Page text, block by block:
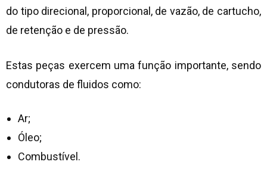
do tipo direcional, proporcional, de vazão, de cartucho,
de retenção e de pressão.
Estas peças exercem uma função importante, sendo
condutoras de fluidos como:
Ar;
Óleo;
Combustível.